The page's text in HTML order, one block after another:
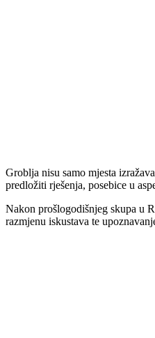
Groblja nisu samo mjesta
predložiti rješenja, posebice u
Nakon prošlogodišnjeg skupa u
razmjenu iskustava te